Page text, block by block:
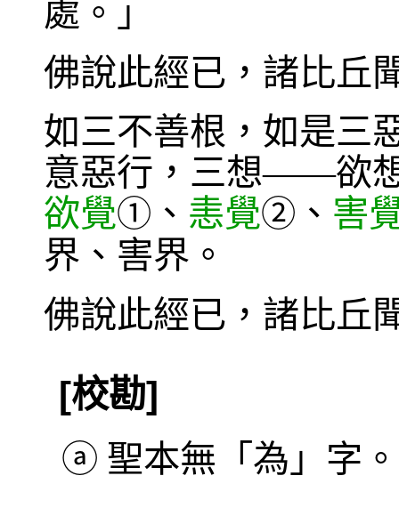
處。」
佛說此經已，諸比丘
如三不善根，如是
意惡行，三想——欲
欲覺① 、 恚覺② 、 害
界、害界。
佛說此經已，諸比丘
[校勘]
ⓐ 聖本無「為」字。